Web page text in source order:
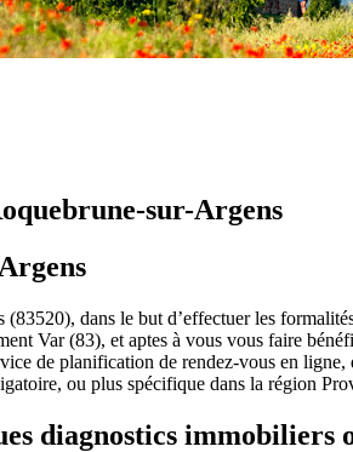
sur-Argens
dans le but d’effectuer les
Var (83), et aptes à vous vous faire
de planification de rendez-vous en
ou plus spécifique dans la région
diagnostics immobiliers